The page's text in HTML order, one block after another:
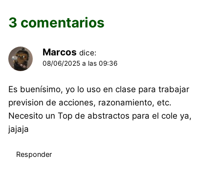
3 comentarios
Marcos dice:
08/06/2025 a las 09:36
Es buenísimo, yo lo uso en clase para trabajar
prevision de acciones, razonamiento, etc.
Necesito un Top de abstractos para el cole ya,
jajaja
Responder